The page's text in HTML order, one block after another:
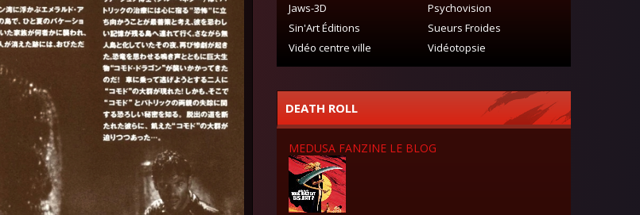
Jaws-3D
Psychovision
Sin'Art Éditions
Sueurs Froides
Vidéo centre ville
Vidéotopsie
DEATH ROLL
MEDUSA FANZINE LE BLOG